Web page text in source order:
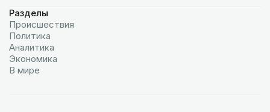
Разделы
Происшествия
Политика
Аналитика
Экономика
В мире